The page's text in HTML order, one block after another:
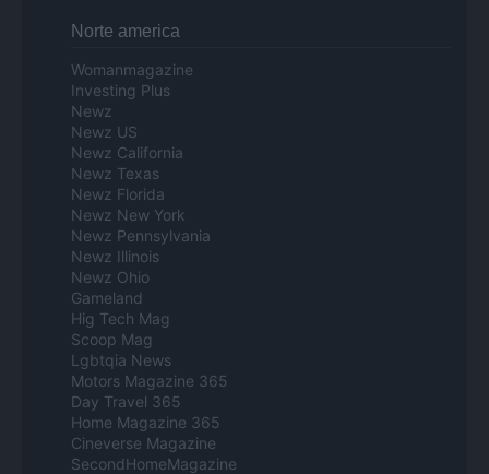
Norte america
Womanmagazine
Investing Plus
Newz
Newz US
Newz California
Newz Texas
Newz Florida
Newz New York
Newz Pennsylvania
Newz Illinois
Newz Ohio
Gameland
Hig Tech Mag
Scoop Mag
Lgbtqia News
Motors Magazine 365
Day Travel 365
Home Magazine 365
Cineverse Magazine
SecondHomeMagazine